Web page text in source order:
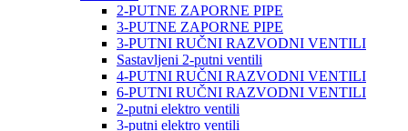
2-PUTNE ZAPORNE PIPE
3-PUTNE ZAPORNE PIPE
3-PUTNI RUČNI RAZVODNI VENTILI
Sastavljeni 2-putni ventili
4-PUTNI RUČNI RAZVODNI VENTILI
6-PUTNI RUČNI RAZVODNI VENTILI
2-putni elektro ventili
3-putni elektro ventili